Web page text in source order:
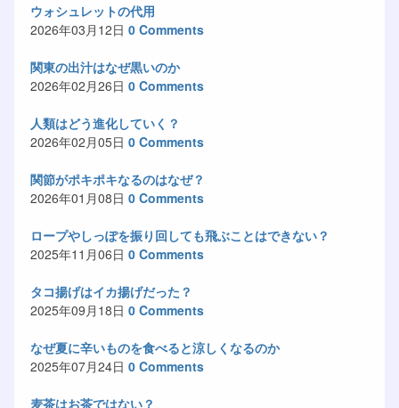
ウォシュレットの代用
2026年03月12日 0 Comments
関東の出汁はなぜ黒いのか
2026年02月26日 0 Comments
人類はどう進化していく？
2026年02月05日 0 Comments
関節がポキポキなるのはなぜ？
2026年01月08日 0 Comments
ロープやしっぽを振り回しても飛ぶことはできない？
2025年11月06日 0 Comments
タコ揚げはイカ揚げだった？
2025年09月18日 0 Comments
なぜ夏に辛いものを食べると涼しくなるのか
2025年07月24日 0 Comments
麦茶はお茶ではない？